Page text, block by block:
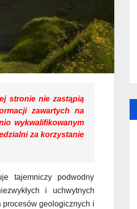
stronie nie zastąpią
zawartych na
wykwalifikowanym
za korzystanie
tajemniczy podwodny
i uchwytnych
procesów geologicznych i